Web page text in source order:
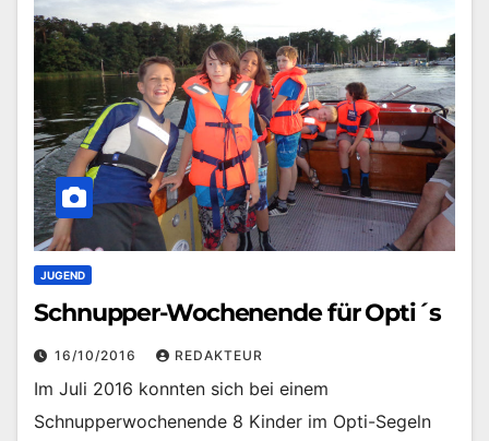
JUGEND
Schnupper-Wochenende für Opti´s
16/10/2016 REDAKTEUR
Im Juli 2016 konnten sich bei einem
Schnupperwochenende 8 Kinder im Opti-Segeln